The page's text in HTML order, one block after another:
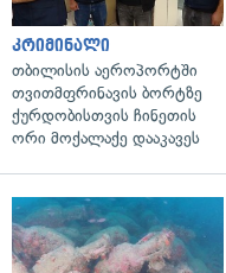
კრიმინალი
თბილისის აეროპორტში
თვითმფრინავის ბორტზე
ქურდობისთვის ჩინეთის
ორი მოქალაქე დააკავეს